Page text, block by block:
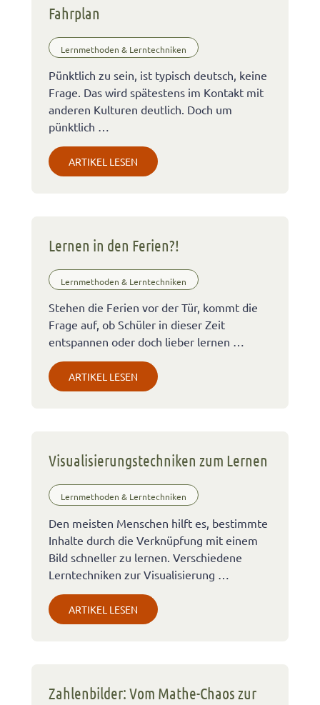
Fahrplan
Lernmethoden & Lerntechniken
Pünktlich zu sein, ist typisch deutsch, keine
Frage. Das wird spätestens im Kontakt mit
anderen Kulturen deutlich. Doch um
pünktlich …
ARTIKEL LESEN
Lernen in den Ferien?!
Lernmethoden & Lerntechniken
Stehen die Ferien vor der Tür, kommt die
Frage auf, ob Schüler in dieser Zeit
entspannen oder doch lieber lernen …
ARTIKEL LESEN
Visualisierungstechniken zum Lernen
Lernmethoden & Lerntechniken
Den meisten Menschen hilft es, bestimmte
Inhalte durch die Verknüpfung mit einem
Bild schneller zu lernen. Verschiedene
Lerntechniken zur Visualisierung …
ARTIKEL LESEN
Zahlenbilder: Vom Mathe-Chaos zur